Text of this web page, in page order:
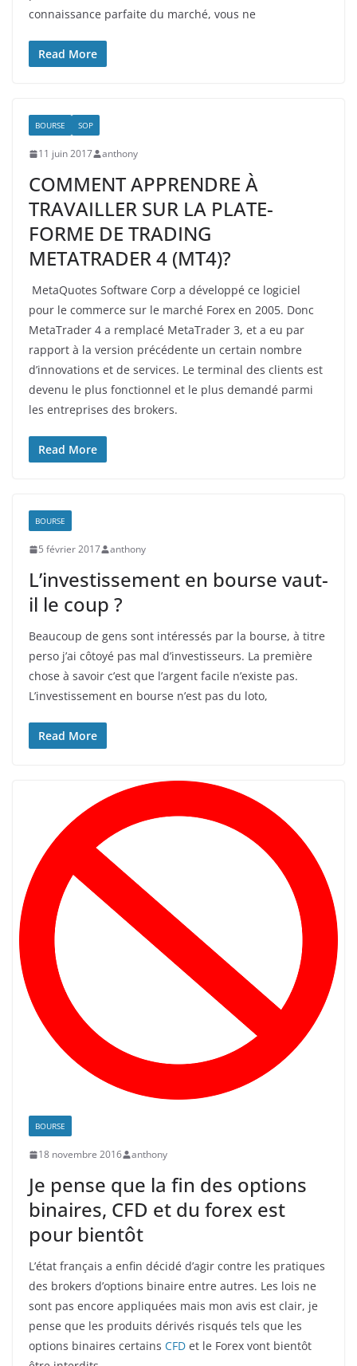
connaissance parfaite du marché, vous ne
Read More
BOURSE SOP
11 juin 2017 anthony
COMMENT APPRENDRE À
TRAVAILLER SUR LA PLATE-
FORME DE TRADING
METATRADER 4 (MT4)?
MetaQuotes Software Corp a développé ce logiciel
pour le commerce sur le marché Forex en 2005. Donc
MetaTrader 4 a remplacé MetaTrader 3, et a eu par
rapport à la version précédente un certain nombre
d’innovations et de services. Le terminal des clients est
devenu le plus fonctionnel et le plus demandé parmi
les entreprises des brokers.
Read More
BOURSE
5 février 2017 anthony
L’investissement en bourse vaut-
il le coup ?
Beaucoup de gens sont intéressés par la bourse, à titre
perso j’ai côtoyé pas mal d’investisseurs. La première
chose à savoir c’est que l’argent facile n’existe pas.
L’investissement en bourse n’est pas du loto,
Read More
BOURSE
18 novembre 2016 anthony
Je pense que la fin des options
binaires, CFD et du forex est
pour bientôt
L’état français a enfin décidé d’agir contre les pratiques
des brokers d’options binaire entre autres. Les lois ne
sont pas encore appliquées mais mon avis est clair, je
pense que les produits dérivés risqués tels que les
options binaires certains CFD et le Forex vont bientôt